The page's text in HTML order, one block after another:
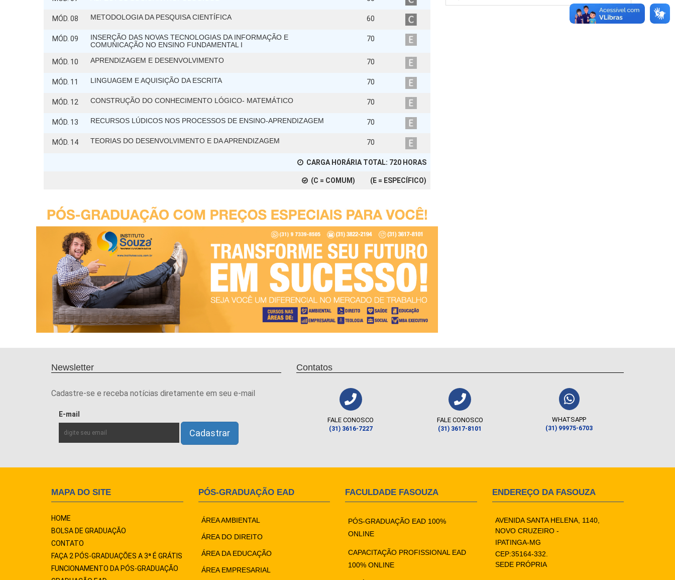
MÓD. 08 METODOLOGIA DA PESQUISA CIENTÍFICA 60
MÓD. 09
INSERÇÃO DAS NOVAS TECNOLOGIAS DA INFORMAÇÃO E
COMUNICAÇÃO NO ENSINO FUNDAMENTAL I
70
MÓD. 10 APRENDIZAGEM E DESENVOLVIMENTO 70
MÓD. 11 LINGUAGEM E AQUISIÇÃO DA ESCRITA 70
MÓD. 12 CONSTRUÇÃO DO CONHECIMENTO LÓGICO- MATEMÁTICO 70
MÓD. 13 RECURSOS LÚDICOS NOS PROCESSOS DE ENSINO-APRENDIZAGEM 70
MÓD. 14 TEORIAS DO DESENVOLVIMENTO E DA APRENDIZAGEM 70
CARGA HORÁRIA TOTAL: 720 HORAS
(C = COMUM) (E = ESPECÍFICO)
Newsletter
Cadastre-se e receba notícias diretamente em seu e-mail
E-mail
Contatos
FALE CONOSCO
(31) 3616-7227
FALE CONOSCO
(31) 3617-8101
WHATSAPP
(31) 99975-6703
MAPA DO SITE
HOME
BOLSA DE GRADUAÇÃO
CONTATO
FAÇA 2 PÓS-GRADUAÇÕES A 3ª É GRÁTIS
FUNCIONAMENTO DA PÓS-GRADUAÇÃO
PÓS-GRADUAÇÃO EAD
ÁREA AMBIENTAL
ÁREA DO DIREITO
ÁREA DA EDUCAÇÃO
ÁREA EMPRESARIAL
FACULDADE FASOUZA
PÓS-GRADUAÇÃO EAD 100%
ONLINE
CAPACITAÇÃO PROFISSIONAL EAD
100% ONLINE
ENDEREÇO DA FASOUZA
AVENIDA SANTA HELENA, 1140,
NOVO CRUZEIRO -
IPATINGA-MG
CEP:35164-332.
SEDE PRÓPRIA